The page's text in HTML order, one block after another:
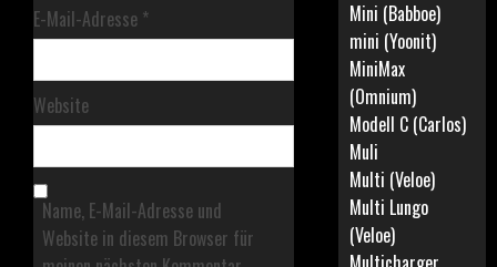
E-Mail-Adresse *
Website
Name, E-Mail-Adresse und
Website in diesem Browser für
Mini (Babboe)
mini (Yoonit)
MiniMax
(Omnium)
Modell C (Carlos)
Muli
Multi (Veloe)
Multi Lungo
(Veloe)